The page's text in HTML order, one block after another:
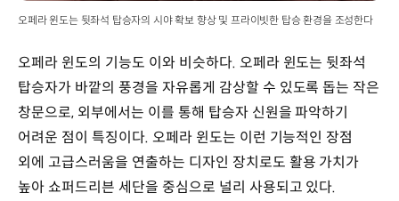
오페라 윈도는 뒷좌석 탑승자의 시야 확보 향상 및 프라이빗한 탑승 환경을 조성한다
오페라 윈도의 기능도 이와 비슷하다. 오페라 윈도는 뒷좌석
탑승자가 바깥의 풍경을 자유롭게 감상할 수 있도록 돕는 작은
창문으로, 외부에서는 이를 통해 탑승자 신원을 파악하기
어려운 점이 특징이다. 오페라 윈도는 이런 기능적인 장점
외에 고급스러움을 연출하는 디자인 장치로도 활용 가치가
높아 쇼퍼드리븐 세단을 중심으로 널리 사용되고 있다.